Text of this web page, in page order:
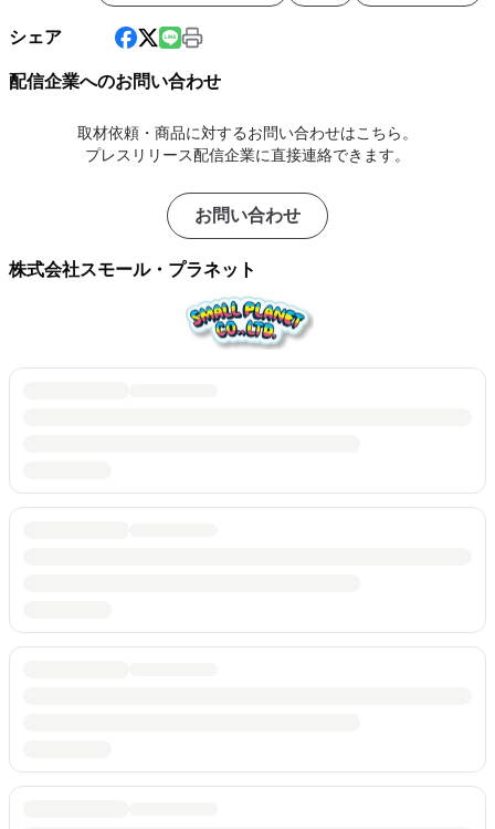
シェア
配信企業へのお問い合わせ
取材依頼・商品に対するお問い合わせはこちら。
プレスリリース配信企業に直接連絡できます。
お問い合わせ
株式会社スモール・プラネット